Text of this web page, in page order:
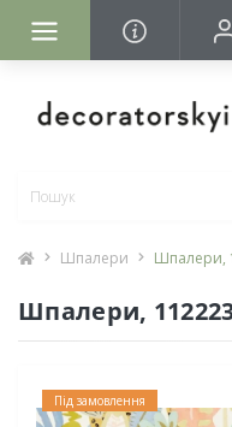
Шпалери Шпалери,
Шпалери,
Під замовлення